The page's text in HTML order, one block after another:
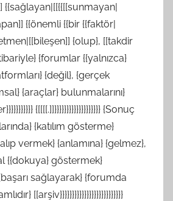
{{sağlayan|[[{{[[sunmayan|
{{önemli {{bir {{faktör|
{olup}, [[takdir
{forumlar {{yalnızca}
{değil}, {gerçek
{araçlar} bulunmalarını}
{[[[[.]]}}}}}}}}}}}}}}}}}}} {Sonuç
{katılım gösterme}
vermek} {anlamına} {gelmez},
{{dokuya} göstermek}
sağlayarak} {forumda
[[arşiv}}}}}}}}}}}}}}}}}}}}}}}}}}